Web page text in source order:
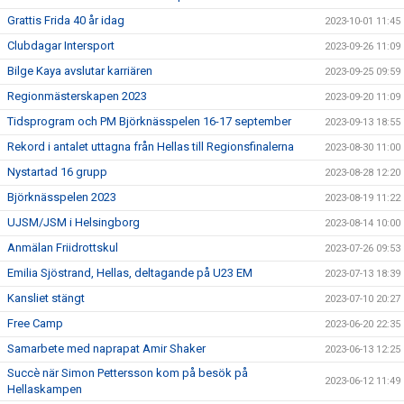
Grattis Frida 40 år idag 2023-10-01 11:45
Clubdagar Intersport 2023-09-26 11:09
Bilge Kaya avslutar karriären 2023-09-25 09:59
Regionmästerskapen 2023 2023-09-20 11:09
Tidsprogram och PM Björknässpelen 16-17 september 2023-09-13 18:55
Rekord i antalet uttagna från Hellas till Regionsfinalerna 2023-08-30 11:00
Nystartad 16 grupp 2023-08-28 12:20
Björknässpelen 2023 2023-08-19 11:22
UJSM/JSM i Helsingborg 2023-08-14 10:00
Anmälan Friidrottskul 2023-07-26 09:53
Emilia Sjöstrand, Hellas, deltagande på U23 EM 2023-07-13 18:39
Kansliet stängt 2023-07-10 20:27
Free Camp 2023-06-20 22:35
Samarbete med naprapat Amir Shaker 2023-06-13 12:25
Succè när Simon Pettersson kom på besök på
Hellaskampen
2023-06-12 11:49